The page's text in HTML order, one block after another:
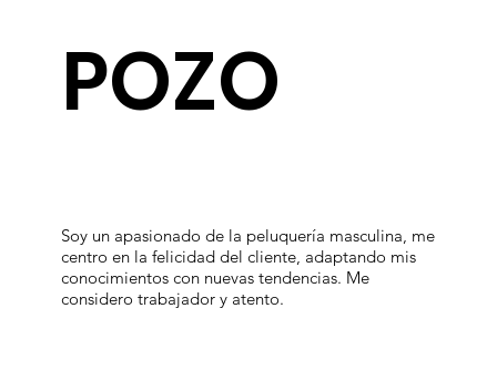
POZO
Soy un apasionado de la peluquería masculina, me
centro en la felicidad del cliente, adaptando mis
conocimientos con nuevas tendencias. Me
considero trabajador y atento.